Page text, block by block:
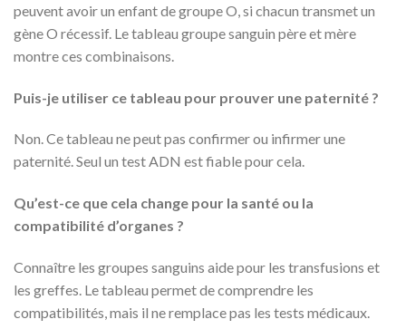
peuvent avoir un enfant de groupe O, si chacun transmet un
gène O récessif. Le tableau groupe sanguin père et mère
montre ces combinaisons.
Puis-je utiliser ce tableau pour prouver une paternité ?
Non. Ce tableau ne peut pas confirmer ou infirmer une
paternité. Seul un test ADN est fiable pour cela.
Qu’est-ce que cela change pour la santé ou la
compatibilité d’organes ?
Connaître les groupes sanguins aide pour les transfusions et
les greffes. Le tableau permet de comprendre les
compatibilités, mais il ne remplace pas les tests médicaux.